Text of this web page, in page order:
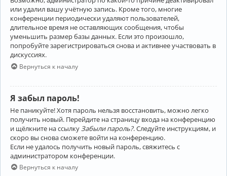
или удалил вашу учётную запись. Кроме того, многие
конференции периодически удаляют пользователей,
длительное время не оставляющих сообщения, чтобы
уменьшить размер базы данных. Если это произошло,
попробуйте зарегистрироваться снова и активнее участвовать в
дискуссиях.
Вернуться к началу
Я забыл пароль!
Не паникуйте! Хотя пароль нельзя восстановить, можно легко
получить новый. Перейдите на страницу входа на конференцию
и щёлкните на ссылку Забыли пароль?. Следуйте инструкциям, и
скоро вы снова сможете войти на конференцию.
Если не удалось получить новый пароль, свяжитесь с
администратором конференции.
Вернуться к началу